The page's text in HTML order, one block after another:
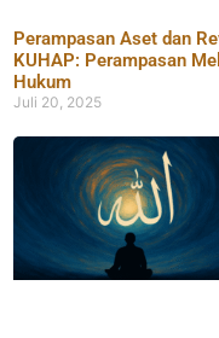
Perampasan Aset dan
KUHAP: Perampasan
Hukum
Juli 20, 2025